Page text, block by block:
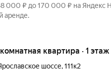
000 ₽ до 170 000 ₽ на
аренде.
комнатная квартира · 1
шоссе,111к2